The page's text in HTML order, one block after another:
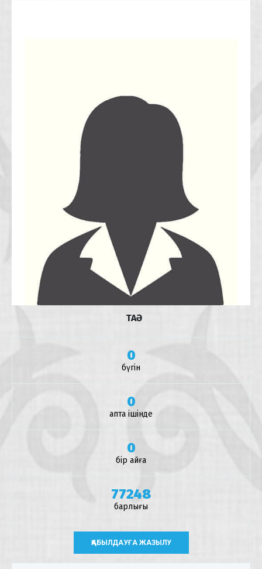
ТАӘ
0
бүгін
0
апта ішінде
0
бір айға
77248
барлығы
ҚАБЫЛДАУҒА ЖАЗЫЛУ